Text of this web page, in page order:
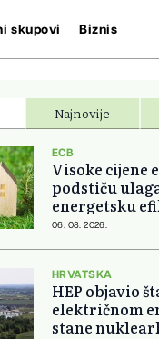
skupovi Biznis
Najnovije
ECB
Visoke cijene
podstiču
energetsku
domova
06. 08. 2026.
HRVATSKA
HEP objavio
električnom
stane